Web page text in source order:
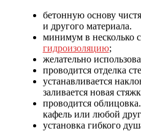
бетонную основу
и другого материала.
минимум в несколько
гидроизоляцию;
желательно
проводится отделка
устанавливается
заливается новая
проводится
кафель или любой
установка гибкого